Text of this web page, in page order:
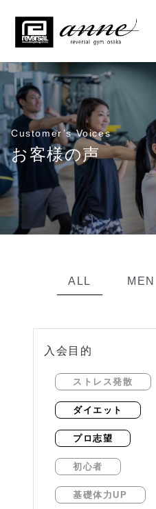
ALL MEN
入会目的
ストレス発散
ダイエット
プロ志望
初心者
基礎体力UP
Customer’s Voices
お客様の声